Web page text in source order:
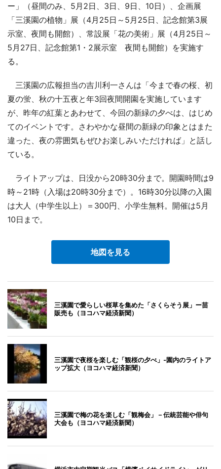
ー」（昼間のみ、5月2日、3日、9日、10日）、企画展
「三溪園の植物」展（4月25日～5月25日、記念館第3展
示室、夜間も開館）、常設展「花の美術」展（4月25日～
5月27日、記念館第1・2展示室 夜間も開館）を実施す
る。
三溪園の広報担当の吉川利一さんは「今まで春の桜、初
夏の蛍、秋の十五夜と年3回夜間開園を実施しています
が、昨年の紅葉とあわせて、今回の新緑の夕べは、はじめ
てのイベントです。さわやかな昼間の新緑の印象とはまた
違った、夜の雰囲気もぜひお楽しみいただければ」と話し
ている。
ライトアップは、日没から20時30分まで。開園時間は9
時～21時（入場は20時30分まで）。16時30分以降の入園
は大人（中学生以上）＝300円、小学生無料。開催は5月
10日まで。
地図を見る
三溪園で愛らしい桜草を集めた「さくらそう展」ー苗
販売も（ヨコハマ経済新聞）
三溪園で夜桜を楽しむ「観桜の夕べ」-園内のライトア
ップ拡大（ヨコハマ経済新聞）
三溪園で梅の花を楽しむ「観梅会」－伝統芸能や俳句
大会も（ヨコハマ経済新聞）